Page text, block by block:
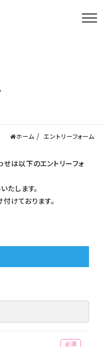
ホーム エントリーフォーム
は以下のエントリーフォ
たします。
けております。
(必須)